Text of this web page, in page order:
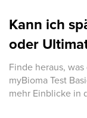
Kann ich
oder
Finde heraus,
myBioma Test
mehr Einblicke in